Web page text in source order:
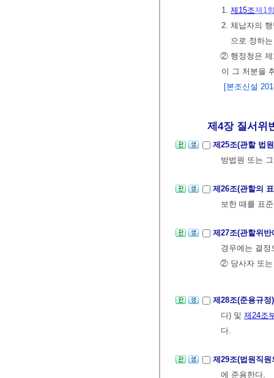
1. 제15조제1
2. 체납자의
으로 정하
② 행정청은 제
이 그 처분을
[본조신설
제4장 질서위반
제25조(관할 법
방법원 또는
제26조(관할의
보한 때를 표
제27조(관할위
경우에는 결
② 당사자 또는
제28조(준용규
다) 및 제24조
다.
제29조(법원직
에 준용한다.